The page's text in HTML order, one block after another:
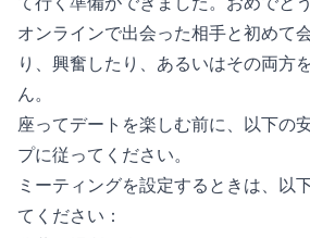
オンラインで出会った相手と初めて
り、興奮したり、あるいはその両方
ん。
座ってデートを楽しむ前に、以下の
プに従ってください。
ミーティングを設定するときは、以
てください：